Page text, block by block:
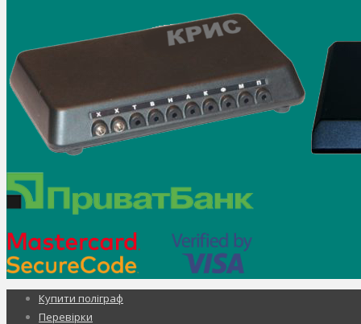
Купити поліграф
Перевірки